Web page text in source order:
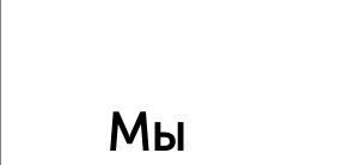
Мы